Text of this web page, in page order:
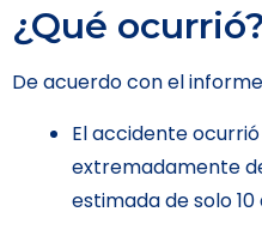
¿Qué ocurrió?
De acuerdo con el
El accidente
extremadamente
estimada de solo 10